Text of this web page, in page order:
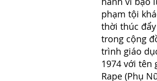
phạm tội
thời thúc
trong cộng
trình giáo
1974 với tên
Rape (Phụ